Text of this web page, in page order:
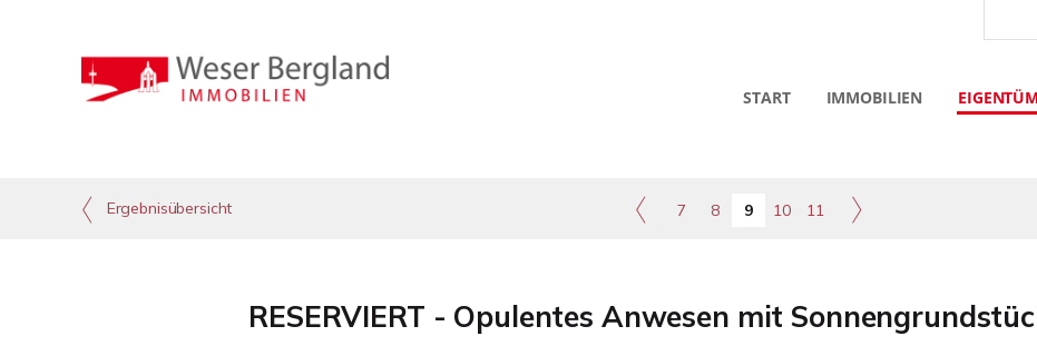
START IMMOBILIEN
Ergebnisübersicht 7 8 9 10 11
RESERVIERT - Opulentes Anwesen mit